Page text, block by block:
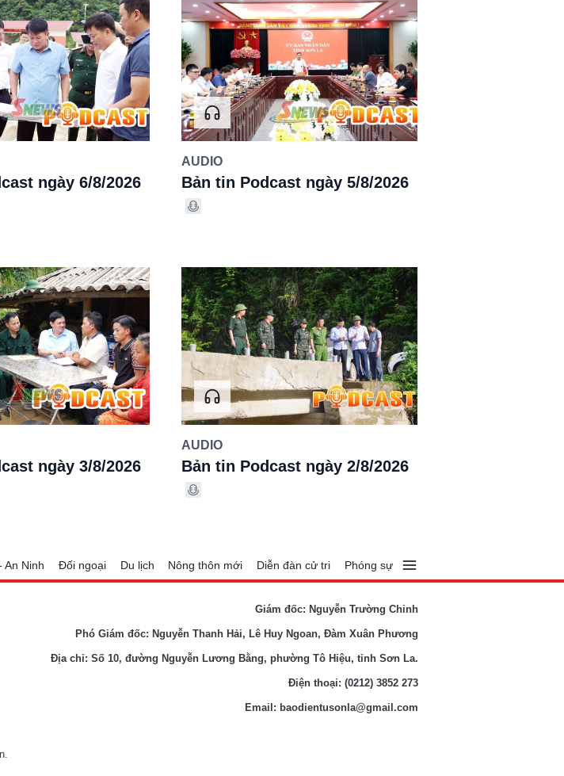
ngày 6/8/2026
AUDIO
Bản tin Podcast ngày 5/8/2026
ngày 3/8/2026
AUDIO
Bản tin Podcast ngày 2/8/2026
An Ninh Đối ngoại Du lịch Nông thôn mới Diễn đàn cử tri Phóng sự
Giám đốc: Nguyễn Trường Chinh
Phó Giám đốc: Nguyễn Thanh Hải, Lê Huy Ngoan, Đàm Xuân Phương
Địa chỉ: Số 10, đường Nguyễn Lương Bằng, phường Tô Hiệu, tỉnh Sơn La.
Điện thoại: (0212) 3852 273
Email: baodientusonla@gmail.com